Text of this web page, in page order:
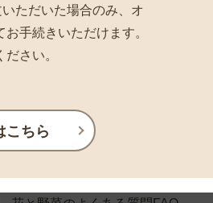
ただいた場合のみ、オ
手続きいただけます。
ださい。
こちら